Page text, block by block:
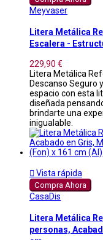
Meyvaser
Litera Metálica
Escalera -
229,90 €
Litera Metálica
Descanso Seguro
espacio con esta
diseñada
brindarte una
inigualable.
 Vista rápida
Compra Ahora
CasaDis
Litera Metálica
personas,